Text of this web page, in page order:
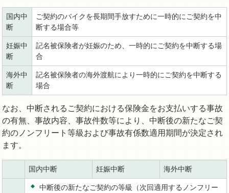
国内中
断
ご契約のバイクを長期間手放すために一時的にご契約を中
断する場合等
妊娠中
断
記名被保険者が妊娠のため、一時的にご契約を中断する場
合
海外中
断
記名被保険者の海外渡航により一時的にご契約を中断する
場合
なお、中断されるご契約における保険金をお支払いする事故
の有無、事故内容、事故件数等により、中断後の新たなご契
約のノンフリート等級および事故有係数適用期間が決定され
ます。
国内中断 妊娠中断 海外中断
中断後の新たなご契約の等級（次回適用するノンフリー